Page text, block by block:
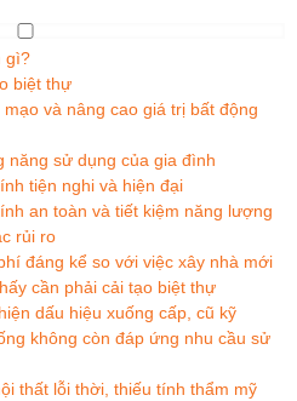
gì?
biệt thự
và nâng cao giá trị bất động
năng sử dụng của gia đình
tiện nghi và hiện đại
an toàn và tiết kiệm năng lượng
rủi ro
đáng kể so với việc xây nhà mới
cần phải cải tạo biệt thự
dấu hiệu xuống cấp, cũ kỹ
không còn đáp ứng nhu cầu sử
thất lỗi thời, thiếu tính thẩm mỹ